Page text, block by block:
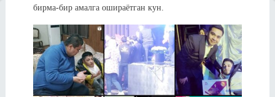
бирма-бир амалга ошираётган кун.